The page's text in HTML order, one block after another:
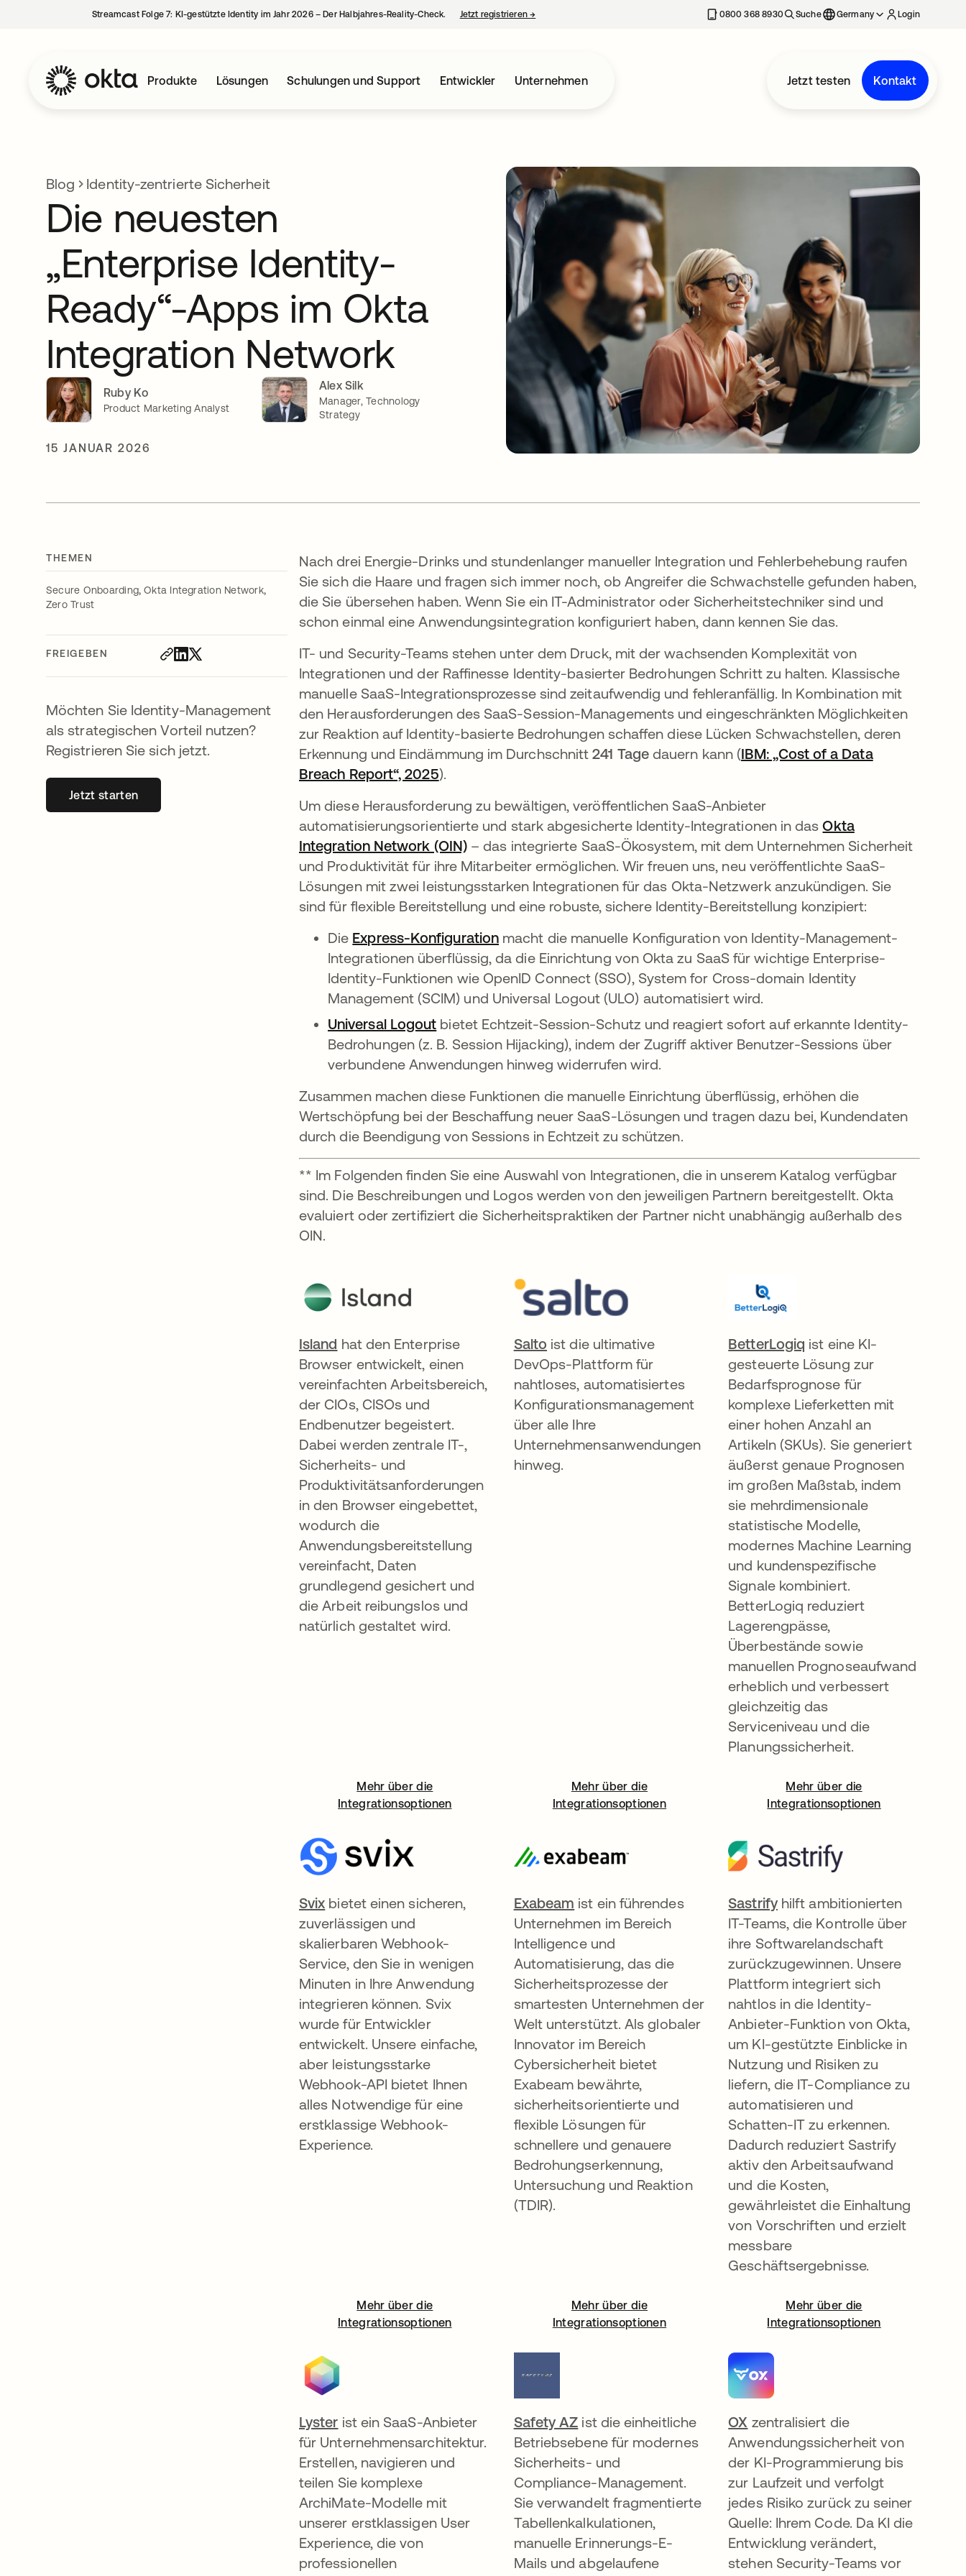
Streamcast Folge 7: KI-gestützte Identity im Jahr 2026 – Der Halbjahres-Reality-Check. Jetzt registrieren→ 0800 368 8930 Suche Germany Login
Produkte Lösungen Schulungen und Support Entwickler Unternehmen Jetzt testen Kontakt
Blog Identity-zentrierte Sicherheit
Die neuesten
„Enterprise Identity-
Ready“-Apps im Okta
Integration Network
Ruby Ko
Product Marketing Analyst
Alex Silk
Manager, Technology
Strategy
15 JANUAR 2026
THEMEN
Secure Onboarding,Okta Integration Network,
Zero Trust
FREIGEBEN
Möchten Sie Identity-Management
als strategischen Vorteil nutzen?
Registrieren Sie sich jetzt.
Jetzt startenwird in einer neuen Registerkarte geöffnet
Nach drei Energie-Drinks und stundenlanger manueller Integration und Fehlerbehebung raufen
Sie sich die Haare und fragen sich immer noch, ob Angreifer die Schwachstelle gefunden haben,
die Sie übersehen haben. Wenn Sie ein IT-Administrator oder Sicherheitstechniker sind und
schon einmal eine Anwendungsintegration konfiguriert haben, dann kennen Sie das.
IT- und Security-Teams stehen unter dem Druck, mit der wachsenden Komplexität von
Integrationen und der Raffinesse Identity-basierter Bedrohungen Schritt zu halten. Klassische
manuelle SaaS-Integrationsprozesse sind zeitaufwendig und fehleranfällig. In Kombination mit
den Herausforderungen des SaaS-Session-Managements und eingeschränkten Möglichkeiten
zur Reaktion auf Identity-basierte Bedrohungen schaffen diese Lücken Schwachstellen, deren
Erkennung und Eindämmung im Durchschnitt241 Tagedauern kann (IBM: „Cost of a Data
Breach Report“, 2025wird in einer neuen Registerkarte geöffnet
).
Um diese Herausforderung zu bewältigen, veröffentlichen SaaS-Anbieter
automatisierungsorientierte und stark abgesicherte Identity-Integrationen in dasOkta
Integration Network (OIN) – das integrierte SaaS-Ökosystem, mit dem Unternehmen Sicherheit
und Produktivität für ihre Mitarbeiter ermöglichen. Wir freuen uns, neu veröffentlichte SaaS-
Lösungen mit zwei leistungsstarken Integrationen für das Okta-Netzwerk anzukündigen. Sie
sind für flexible Bereitstellung und eine robuste, sichere Identity-Bereitstellung konzipiert:
Die Express-Konfiguration macht die manuelle Konfiguration von Identity-Management-
Integrationen überflüssig, da die Einrichtung von Okta zu SaaS für wichtige Enterprise-
Identity-Funktionen wie OpenID Connect (SSO), System for Cross-domain Identity
Management (SCIM) und Universal Logout (ULO) automatisiert wird.
Universal Logout bietet Echtzeit-Session-Schutz und reagiert sofort auf erkannte Identity-
Bedrohungen (z. B. Session Hijacking), indem der Zugriff aktiver Benutzer-Sessions über
verbundene Anwendungen hinweg widerrufen wird.
Zusammen machen diese Funktionen die manuelle Einrichtung überflüssig, erhöhen die
Wertschöpfung bei der Beschaffung neuer SaaS-Lösungen und tragen dazu bei, Kundendaten
durch die Beendigung von Sessions in Echtzeit zu schützen.
** Im Folgenden finden Sie eine Auswahl von Integrationen, die in unserem Katalog verfügbar
sind. Die Beschreibungen und Logos werden von den jeweiligen Partnern bereitgestellt. Okta
evaluiert oder zertifiziert die Sicherheitspraktiken der Partner nicht unabhängig außerhalb des
OIN.
Island wird in einer neuen Registerkarte geöffnet
hat den Enterprise
Browser entwickelt, einen
vereinfachten Arbeitsbereich,
der CIOs, CISOs und
Endbenutzer begeistert.
Dabei werden zentrale IT-,
Sicherheits- und
Produktivitätsanforderungen
in den Browser eingebettet,
wodurch die
Anwendungsbereitstellung
vereinfacht, Daten
grundlegend gesichert und
die Arbeit reibungslos und
natürlich gestaltet wird.
Mehr über die
Integrationsoptionen
Salto wird in einer neuen Registerkarte geöffnet
ist die ultimative
DevOps-Plattform für
nahtloses, automatisiertes
Konfigurationsmanagement
über alle Ihre
Unternehmensanwendungen
hinweg.
Mehr über die
Integrationsoptionen
BetterLogiq wird in einer neuen
ist eine KI-
gesteuerte Lösung zur
Bedarfsprognose für
komplexe Lieferketten mit
einer hohen Anzahl an
Artikeln (SKUs). Sie generiert
äußerst genaue Prognosen
im großen Maßstab, indem
sie mehrdimensionale
statistische Modelle,
modernes Machine Learning
und kundenspezifische
Signale kombiniert.
BetterLogiq reduziert
Lagerengpässe,
Überbestände sowie
manuellen Prognoseaufwand
erheblich und verbessert
gleichzeitig das
Serviceniveau und die
Planungssicherheit.
Mehr über die
Integrationsoptionen
Svix wird in einer neuen Registerkarte geöffnet
bietet einen sicheren,
zuverlässigen und
skalierbaren Webhook-
Service, den Sie in wenigen
Minuten in Ihre Anwendung
integrieren können. Svix
wurde für Entwickler
entwickelt. Unsere einfache,
aber leistungsstarke
Webhook-API bietet Ihnen
alles Notwendige für eine
erstklassige Webhook-
Experience.
Mehr über die
Integrationsoptionen
Exabeam wird in einer neuen Registerkarte geöffnet
ist ein führendes
Unternehmen im Bereich
Intelligence und
Automatisierung, das die
Sicherheitsprozesse der
smartesten Unternehmen der
Welt unterstützt. Als globaler
Innovator im Bereich
Cybersicherheit bietet
Exabeam bewährte,
sicherheitsorientierte und
flexible Lösungen für
schnellere und genauere
Bedrohungserkennung,
Untersuchung und Reaktion
(TDIR).
Mehr über die
Integrationsoptionen
Sastrifywird in einer neuen
hilft ambitionierten
IT-Teams, die Kontrolle über
ihre Softwarelandschaft
zurückzugewinnen. Unsere
Plattform integriert sich
nahtlos in die Identity-
Anbieter-Funktion von Okta,
um KI-gestützte Einblicke in
Nutzung und Risiken zu
liefern, die IT-Compliance zu
automatisieren und
Schatten-IT zu erkennen.
Dadurch reduziert Sastrify
aktiv den Arbeitsaufwand
und die Kosten,
gewährleistet die Einhaltung
von Vorschriften und erzielt
messbare
Geschäftsergebnisse.
Mehr über die
Integrationsoptionen
Lyster wird in einer neuen Registerkarte geöffnet
ist ein SaaS-Anbieter
für Unternehmensarchitektur.
Erstellen, navigieren und
teilen Sie komplexe
ArchiMate-Modelle mit
unserer erstklassigen User
Experience, die von
professionellen
Safety AZ wird in einer neuen Registerkarte geöffnet
ist die einheitliche
Betriebsebene für modernes
Sicherheits- und
Compliance-Management.
Sie verwandelt fragmentierte
Tabellenkalkulationen,
manuelle Erinnerungs-E-
Mails und abgelaufene
OX wird in einer neuen
zentralisiert die
Anwendungssicherheit von
der KI-Programmierung bis
zur Laufzeit und verfolgt
jedes Risiko zurück zu seiner
Quelle: Ihrem Code. Da KI die
Entwicklung verändert,
stehen Security-Teams vor